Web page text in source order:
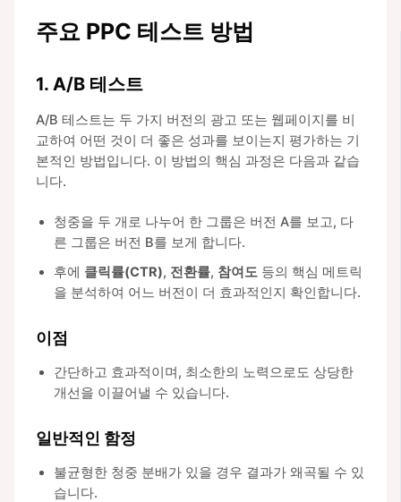
주요 PPC 테스트 방법
1. A/B 테스트
A/B 테스트는 두 가지 버전의 광고 또는 웹페이지를 비
교하여 어떤 것이 더 좋은 성과를 보이는지 평가하는 기
본적인 방법입니다. 이 방법의 핵심 과정은 다음과 같습
니다.
청중을 두 개로 나누어 한 그룹은 버전 A를 보고, 다
른 그룹은 버전 B를 보게 합니다.
후에 클릭률(CTR), 전환률, 참여도등의 핵심 메트릭
을 분석하여 어느 버전이 더 효과적인지 확인합니다.
이점
간단하고 효과적이며, 최소한의 노력으로도 상당한
개선을 이끌어낼 수 있습니다.
일반적인 함정
불균형한 청중 분배가 있을 경우 결과가 왜곡될 수 있
습니다.